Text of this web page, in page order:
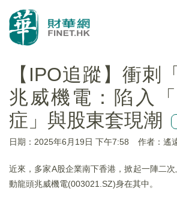
【IPO追蹤】衝刺
兆威機電：陷入
症」與股東套現潮
日期：2025年6月19日 下午7:58 作者：遙
近來，多家A股企業南下香港，掀起一陣二
動龍頭兆威機電(003021.SZ)身在其中。